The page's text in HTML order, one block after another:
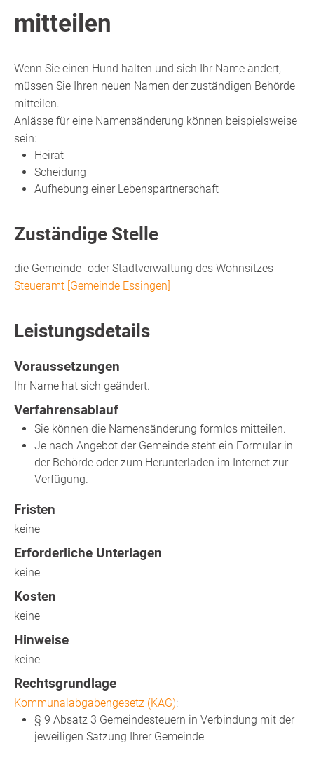
mitteilen
Wenn Sie einen Hund halten und sich Ihr Name ändert,
müssen Sie Ihren neuen Namen der zuständigen Behörde
mitteilen.
Anlässe für eine Namensänderung können beispielsweise
sein:
Heirat
Scheidung
Aufhebung einer Lebenspartnerschaft
Zuständige Stelle
die Gemeinde- oder Stadtverwaltung des Wohnsitzes
Steueramt [Gemeinde Essingen]
Leistungsdetails
Voraussetzungen
Ihr Name hat sich geändert.
Verfahrensablauf
Sie können die Namensänderung formlos mitteilen.
Je nach Angebot der Gemeinde steht ein Formular in
der Behörde oder zum Herunterladen im Internet zur
Verfügung.
Fristen
keine
Erforderliche Unterlagen
keine
Kosten
keine
Hinweise
keine
Rechtsgrundlage
Kommunalabgabengesetz (KAG):
§ 9 Absatz 3 Gemeindesteuern in Verbindung mit der
jeweiligen Satzung Ihrer Gemeinde